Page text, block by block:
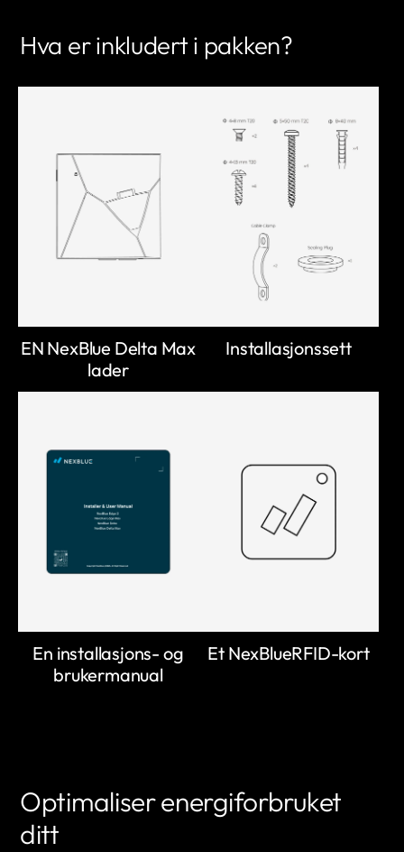
Hva er inkludert i pakken?
EN NexBlue Delta Max
lader
Installasjonssett
En installasjons- og
brukermanual
Et NexBlueRFID-kort
Optimaliser energiforbruket
ditt